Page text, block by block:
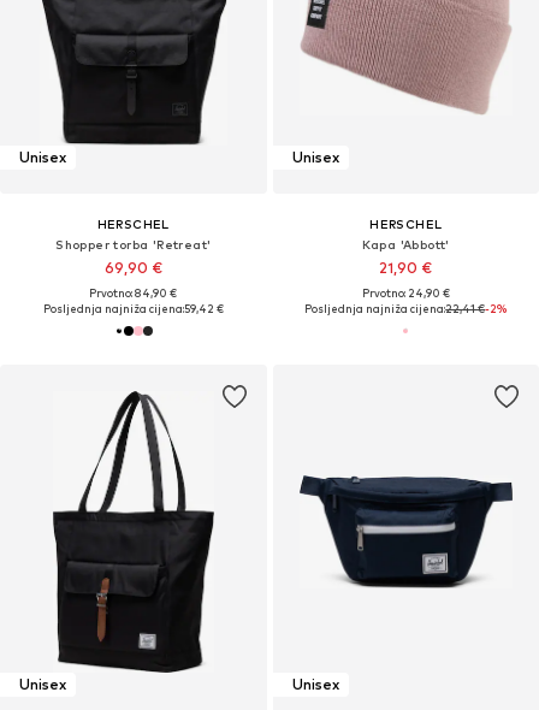
Unisex
HERSCHEL
Shopper torba 'Retreat'
69,90 €
Prvotno: 84,90 €
Posljednja najniža cijena:59,42 €
Unisex
HERSCHEL
Kapa 'Abbott'
21,90 €
Prvotno: 24,90 €
Posljednja najniža cijena:22,41 €-2%
Unisex Unisex